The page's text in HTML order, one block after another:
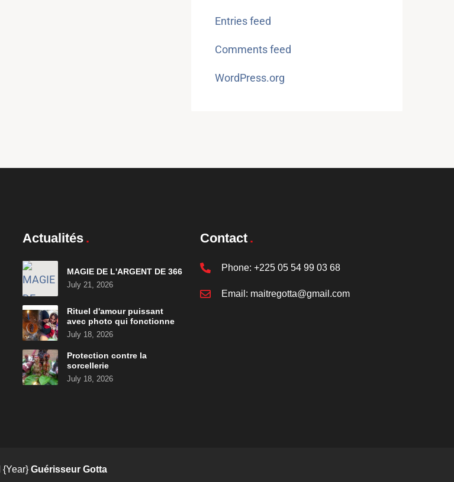
Entries feed
Comments feed
WordPress.org
Actualités
MAGIE DE L'ARGENT DE 366
July 21, 2026
Rituel d'amour puissant
avec photo qui fonctionne
July 18, 2026
Protection contre la
sorcellerie
July 18, 2026
Contact
Phone: +225 05 54 99 03 68
Email: maitregotta@gmail.com
{Year} Guérisseur Gotta